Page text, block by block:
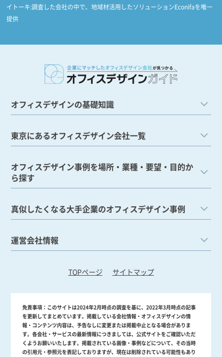
イトーキ:調査した会社の中で、地域材活用したソリューションEconifaを唯一
提供
オフィスデザインの基礎知識
東京にあるオフィスデザイン会社一覧
オフィスデザイン事例を場所・業種・要望・目的か
ら探す
真似したくなる大手企業のオフィスデザイン事例
運営会社情報
TOPページ サイトマップ
免責事項： このサイトは2024年2月時点の調査を基に、2022年3月時点の記事
を更新してまとめています。掲載している会社情報・オフィスデザインの情
報・コンテンツ内容は、予告なしに変更または掲載中止となる場合がありま
す。各会社・サービスの最新情報につきましては、公式サイトをご確認いただ
くようお願いいたします。掲載されている画像・事例などについて、その当時
の引用元・参照元を表記しておりますが、現在は削除されている可能性もあり